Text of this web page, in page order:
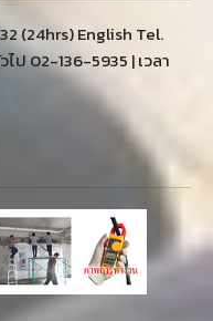
(24hrs) English Tel.
ป 02-136-5935 | เวลา